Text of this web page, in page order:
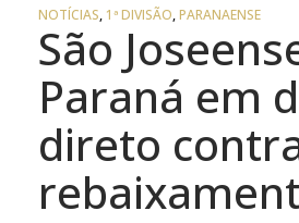
NOTÍCIAS, 1ª DIVISÃO,PARANAENSE
São
Paraná em
direto